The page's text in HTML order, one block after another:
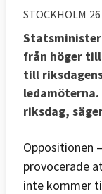
STOCKHOLM
från höger
till
riksdag,
Oppositionen
provocerade
inte kommer